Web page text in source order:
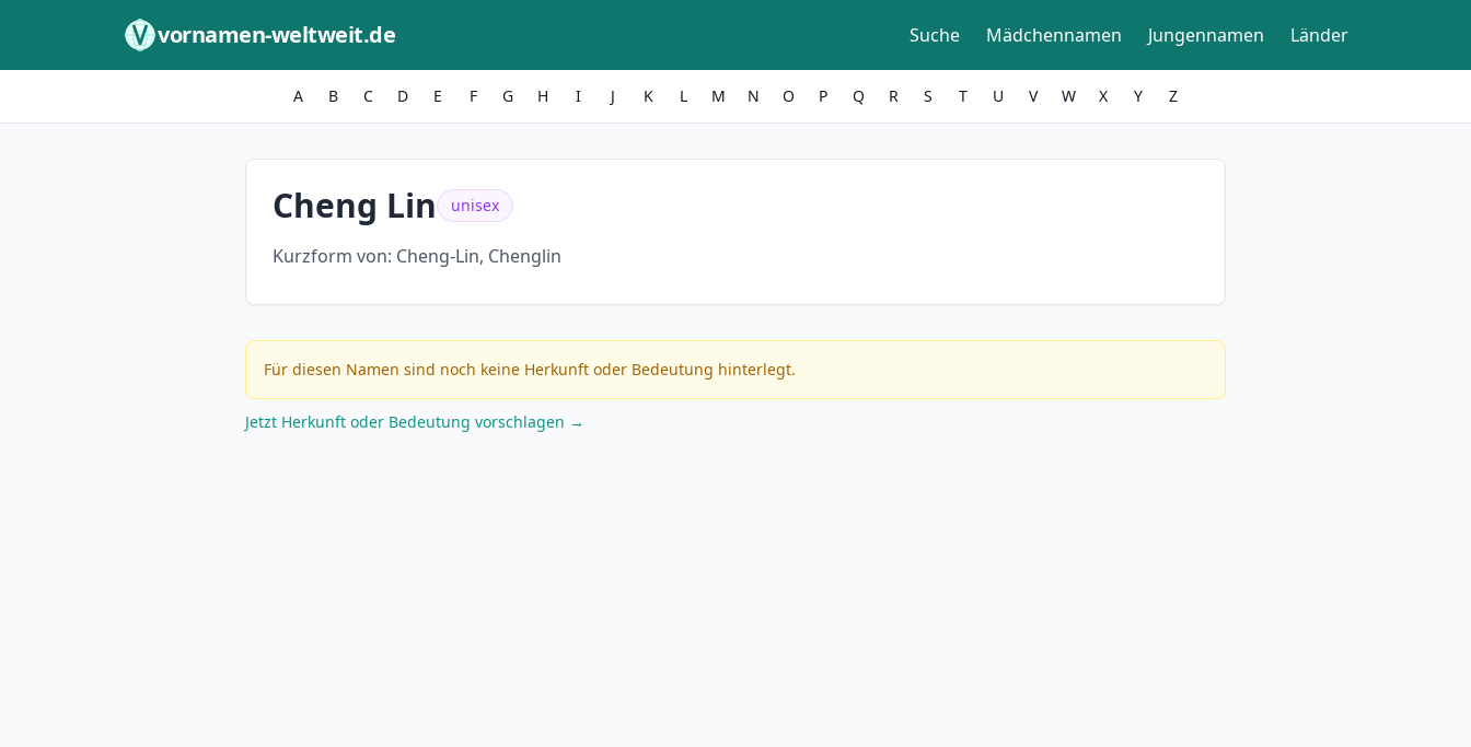
vornamen-weltweit.de Suche Mädchennamen Jungennamen Länder
A B C D E F G H I J K L M N O P Q R S T U V W X Y Z
Cheng Lin unisex
Kurzform von: Cheng-Lin, Chenglin
Für diesen Namen sind noch keine Herkunft oder Bedeutung hinterlegt.
Jetzt Herkunft oder Bedeutung vorschlagen →